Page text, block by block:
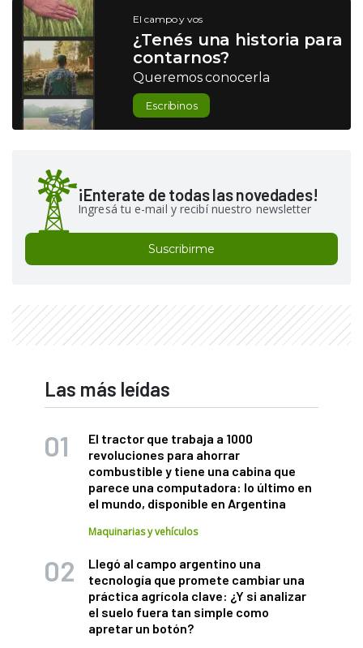
El campo y vos
¿Tenés una historia para
contarnos?
Queremos conocerla
Escribinos
¡Enterate de todas las novedades!
Ingresá tu e-mail y recibí nuestro newsletter
Suscribirme
Las más leídas
El tractor que trabaja a 1000
revoluciones para ahorrar
combustible y tiene una cabina que
parece una computadora: lo último en
el mundo, disponible en Argentina
Maquinarias y vehículos
Llegó al campo argentino una
tecnología que promete cambiar una
práctica agrícola clave: ¿Y si analizar
el suelo fuera tan simple como
apretar un botón?